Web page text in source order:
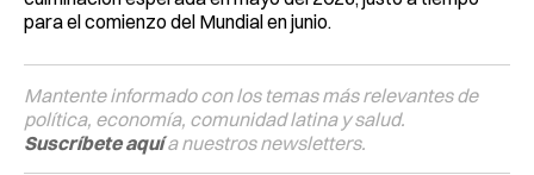
para el comienzo del Mundial en junio.
Mantente informado con los temas más relevantes de
política, economía, comunidad latina y salud.
Suscríbete aquía nuestros newsletters.